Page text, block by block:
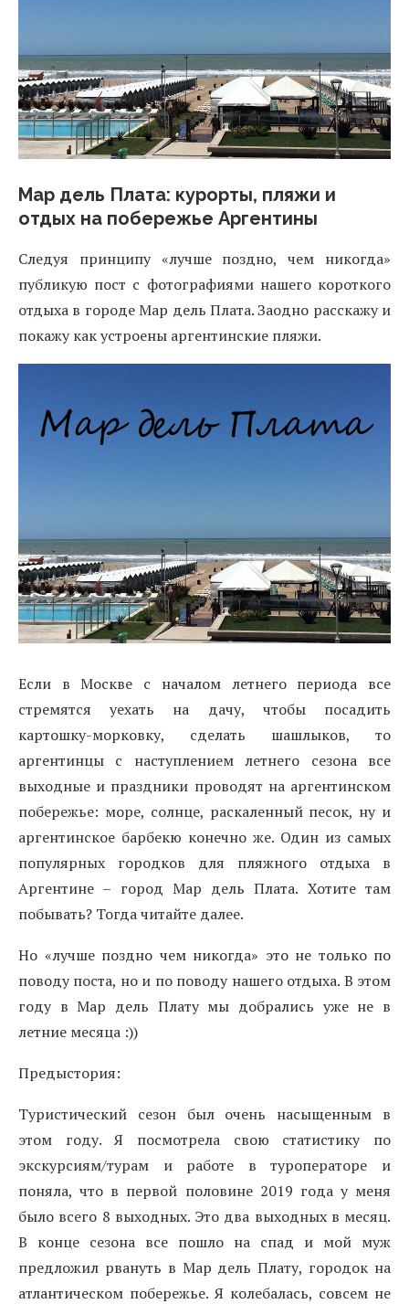
Мар дель Плата: курорты, пляжи и
отдых на побережье Аргентины
Следуя принципу «лучше поздно, чем никогда»
публикую пост с фотографиями нашего короткого
отдыха в городе Мар дель Плата. Заодно расскажу и
покажу как устроены аргентинские пляжи.
Если в Москве с началом летнего периода все
стремятся уехать на дачу, чтобы посадить
картошку-морковку, сделать шашлыков, то
аргентинцы с наступлением летнего сезона все
выходные и праздники проводят на аргентинском
побережье: море, солнце, раскаленный песок, ну и
аргентинское барбекю конечно же. Один из самых
популярных городков для пляжного отдыха в
Аргентине – город Мар дель Плата. Хотите там
побывать? Тогда читайте далее.
Но «лучше поздно чем никогда» это не только по
поводу поста, но и по поводу нашего отдыха. В этом
году в Мар дель Плату мы добрались уже не в
летние месяца :))
Предыстория:
Туристический сезон был очень насыщенным в
этом году.Я посмотрела свою статистику по
экскурсиям/турам и работе в туроператоре и
поняла, что в первой половине2019 года у меня
было всего 8 выходных. Это два выходных в месяц.
В конце сезона все пошло на спад и мой муж
предложил рвануть в Мар дель Плату, городок на
атлантическом побережье. Я колебалась, совсем не